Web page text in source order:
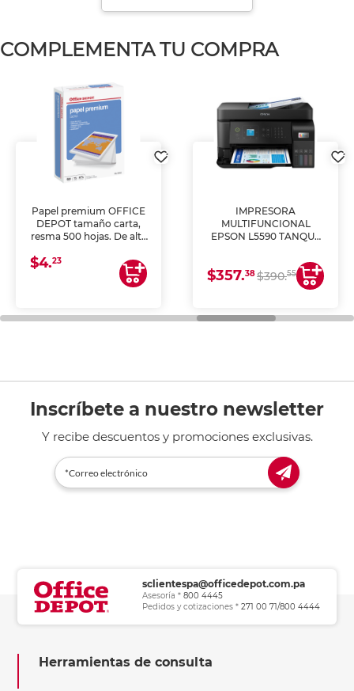
COMPLEMENTA TU COMPRA
Papel premium OFFICE
DEPOT tamaño carta,
resma 500 hojas. De alta
uniforme, ideal para
impresoras de inyección
de tinta y láser,
general de oficina.
$4.23
IMPRESORA
MULTIFUNCIONAL
EPSON L5590 TANQUE
COPIA Y ESCANEA)
$357.38$390.55
Inscríbete a nuestro newsletter
Y recibe descuentos y promociones exclusivas.
sclientespa@officedepot.com.pa
Asesoría * 800 4445
Pedidos y cotizaciones * 271 00 71/800 4444
Herramientas de consulta